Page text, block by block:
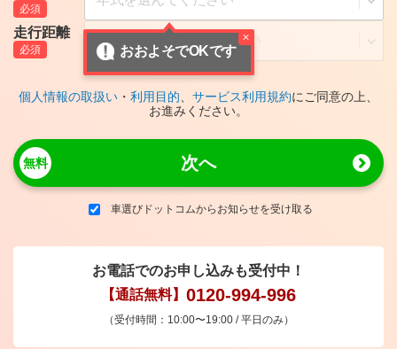
おおよそでOKです
走行距離
個人情報の取扱い ・ 利用目的 サービス利用規約にご同意の上、
お進みください。
次へ
車選びドットコムからお知らせを受け取る
お電話でのお申し込みも受付中！
【通話無料】 0120-994-996
（受付時間：10:00〜19:00 / 平日のみ）